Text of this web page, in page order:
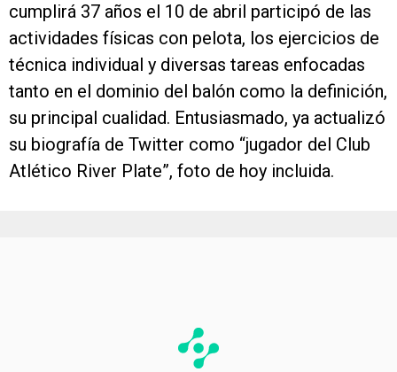
cumplirá 37 años el 10 de abril participó de las
actividades físicas con pelota, los ejercicios de
técnica individual y diversas tareas enfocadas
tanto en el dominio del balón como la definición,
su principal cualidad. Entusiasmado, ya actualizó
su biografía de Twitter como “jugador del Club
Atlético River Plate”, foto de hoy incluida.